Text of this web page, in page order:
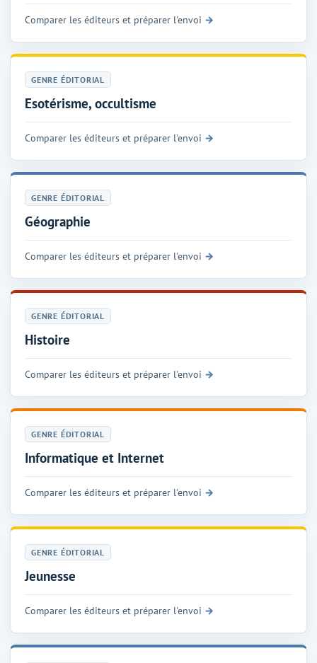
Comparer les éditeurs et préparer l'envoi
GENRE ÉDITORIAL
Esotérisme, occultisme
Comparer les éditeurs et préparer l'envoi
GENRE ÉDITORIAL
Géographie
Comparer les éditeurs et préparer l'envoi
GENRE ÉDITORIAL
Histoire
Comparer les éditeurs et préparer l'envoi
GENRE ÉDITORIAL
Informatique et Internet
Comparer les éditeurs et préparer l'envoi
GENRE ÉDITORIAL
Jeunesse
Comparer les éditeurs et préparer l'envoi